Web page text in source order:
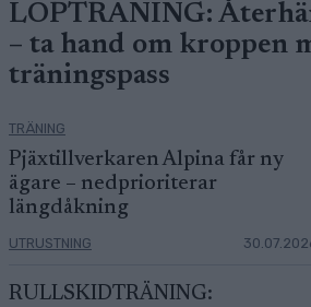
LÖPTRÄNING:
– ta hand om kroppen
träningspass
TRÄNING
Pjäxtillverkaren Alpina får ny
ägare – nedprioriterar
längdåkning
UTRUSTNING
RULLSKIDTRÄNING: